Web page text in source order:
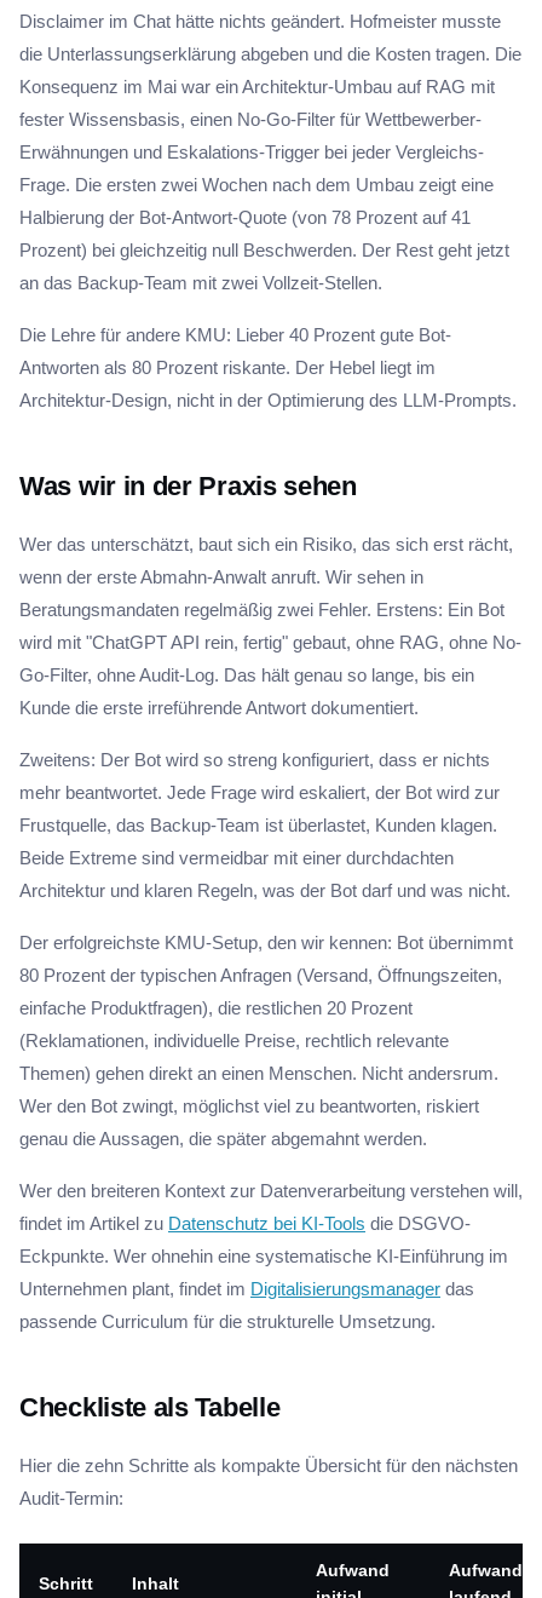
Disclaimer im Chat hätte nichts geändert. Hofmeister musste
die Unterlassungserklärung abgeben und die Kosten tragen. Die
Konsequenz im Mai war ein Architektur-Umbau auf RAG mit
fester Wissensbasis, einen No-Go-Filter für Wettbewerber-
Erwähnungen und Eskalations-Trigger bei jeder Vergleichs-
Frage. Die ersten zwei Wochen nach dem Umbau zeigt eine
Halbierung der Bot-Antwort-Quote (von 78 Prozent auf 41
Prozent) bei gleichzeitig null Beschwerden. Der Rest geht jetzt
an das Backup-Team mit zwei Vollzeit-Stellen.
Die Lehre für andere KMU: Lieber 40 Prozent gute Bot-
Antworten als 80 Prozent riskante. Der Hebel liegt im
Architektur-Design, nicht in der Optimierung des LLM-Prompts.
Was wir in der Praxis sehen
Wer das unterschätzt, baut sich ein Risiko, das sich erst rächt,
wenn der erste Abmahn-Anwalt anruft. Wir sehen in
Beratungsmandaten regelmäßig zwei Fehler. Erstens: Ein Bot
wird mit "ChatGPT API rein, fertig" gebaut, ohne RAG, ohne No-
Go-Filter, ohne Audit-Log. Das hält genau so lange, bis ein
Kunde die erste irreführende Antwort dokumentiert.
Zweitens: Der Bot wird so streng konfiguriert, dass er nichts
mehr beantwortet. Jede Frage wird eskaliert, der Bot wird zur
Frustquelle, das Backup-Team ist überlastet, Kunden klagen.
Beide Extreme sind vermeidbar mit einer durchdachten
Architektur und klaren Regeln, was der Bot darf und was nicht.
Der erfolgreichste KMU-Setup, den wir kennen: Bot übernimmt
80 Prozent der typischen Anfragen (Versand, Öffnungszeiten,
einfache Produktfragen), die restlichen 20 Prozent
(Reklamationen, individuelle Preise, rechtlich relevante
Themen) gehen direkt an einen Menschen. Nicht andersrum.
Wer den Bot zwingt, möglichst viel zu beantworten, riskiert
genau die Aussagen, die später abgemahnt werden.
Wer den breiteren Kontext zur Datenverarbeitung verstehen will,
findet im Artikel zu Datenschutz bei KI-Tools die DSGVO-
Eckpunkte. Wer ohnehin eine systematische KI-Einführung im
Unternehmen plant, findet im Digitalisierungsmanager das
passende Curriculum für die strukturelle Umsetzung.
Checkliste als Tabelle
Hier die zehn Schritte als kompakte Übersicht für den nächsten
Audit-Termin:
Schritt Inhalt
Aufwand
Aufwand